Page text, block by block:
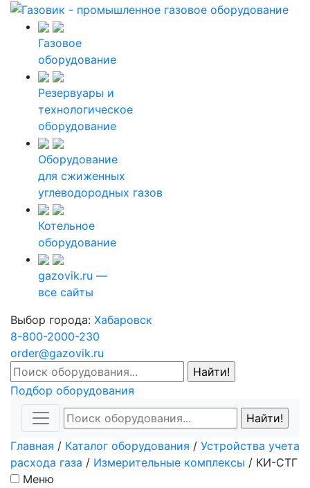
Газовое
оборудование
Резервуары и
технологическое
оборудование
Оборудование
для сжиженных
углеводородных газов
Котельное
оборудование
gazovik.ru —
все сайты
Выбор города: Хабаровск
8-800-2000-230
order@gazovik.ru
Подбор оборудования
Главная / Каталог оборудования / Устройства учета
расхода газа / Измерительные комплексы / КИ-СТГ
Меню